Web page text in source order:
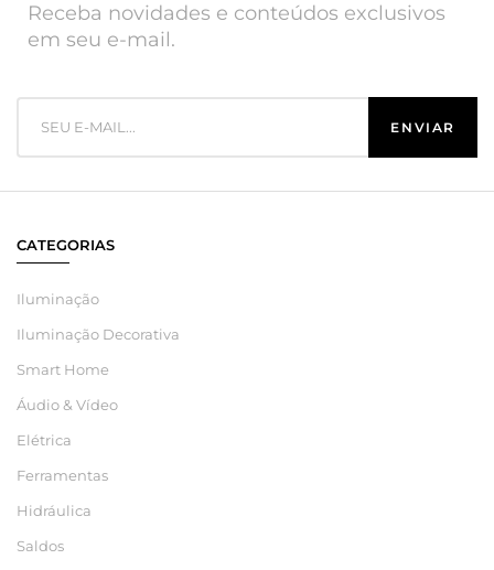
Receba novidades e conteúdos exclusivos
em seu e-mail.
CATEGORIAS
Iluminação
Iluminação Decorativa
Smart Home
Áudio & Vídeo
Elétrica
Ferramentas
Hidráulica
Saldos